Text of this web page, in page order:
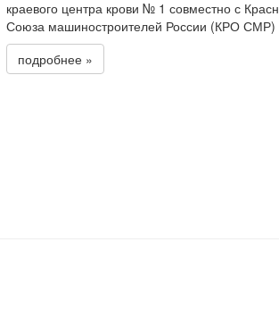
краевого центра крови № 1 совместно с
Союза машиностроителей России (КРО СМР)
подробнее »